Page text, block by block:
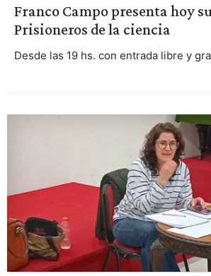
Franco Campo presenta hoy
Prisioneros de la ciencia
Desde las 19 hs. con entrada libre y